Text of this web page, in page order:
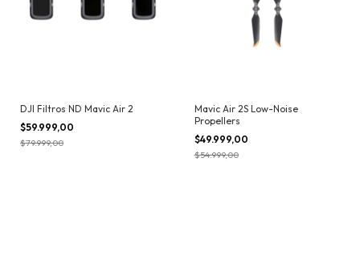
DJI Filtros ND Mavic Air 2
$59.999,00
$79.999,00
Mavic Air 2S Low-Noise
Propellers
$49.999,00
$54.999,00